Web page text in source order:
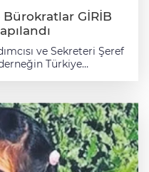
GİRİB
ve Sekreteri Şeref
Türkiye
amaçladığını
iş insanı ve
sivil toplum
İstanbul, Kocaeli,
ve Giresun başta